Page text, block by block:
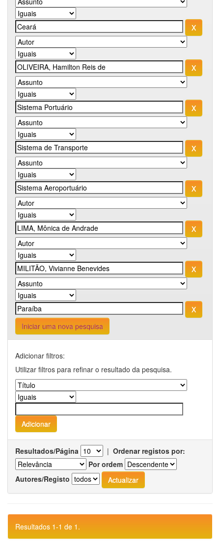
Iniciar uma nova pesquisa
Adicionar filtros:
Utilizar filtros para refinar o resultado da pesquisa.
Resultados/Página | Ordenar registos por:
Por ordem
Autores/Registo
Resultados 1-1 de 1.